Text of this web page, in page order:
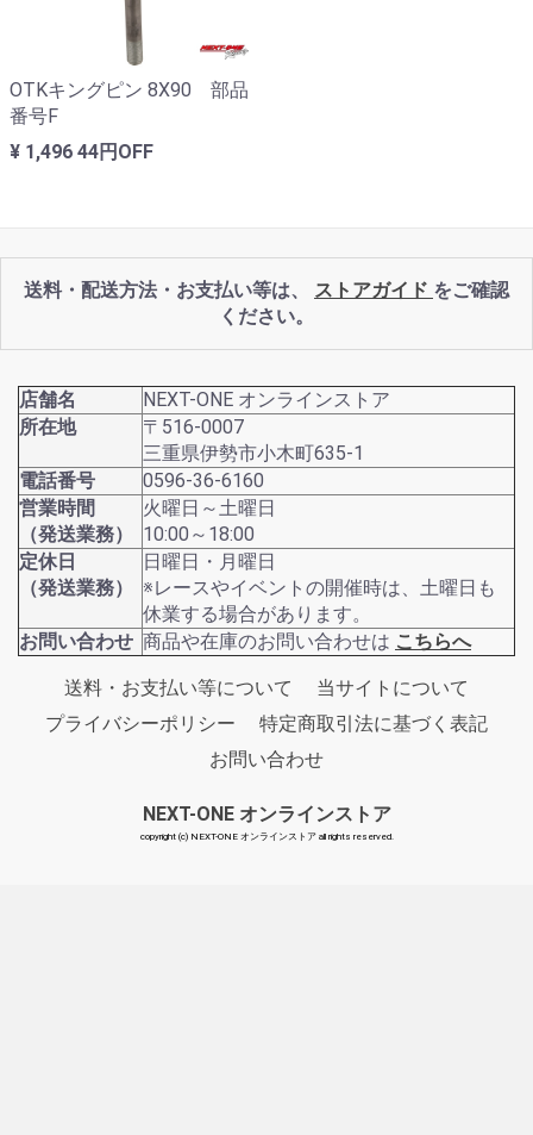
OTKキングピン 8X90 部品
番号F
¥ 1,496 44円OFF
送料・配送方法・お支払い等は、 ストアガイド をご確認
ください。
店舗名
NEXT-ONE オンラインストア
所在地
〒516-0007
三重県伊勢市小木町635-1
電話番号
0596-36-6160
営業時間
（発送業務）
火曜日～土曜日
10:00～18:00
定休日
（発送業務）
日曜日・月曜日
※レースやイベントの開催時は、土曜日も
休業する場合があります。
お問い合わせ 商品や在庫のお問い合わせは こちらへ
送料・お支払い等について
当サイトについて
プライバシーポリシー
特定商取引法に基づく表記
お問い合わせ
NEXT-ONE オンラインストア
copyright (c) NEXT-ONE オンラインストア all rights reserved.